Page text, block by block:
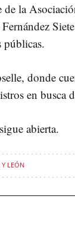
la
públicas.
donde
en busca
abierta.
Y LEÓN